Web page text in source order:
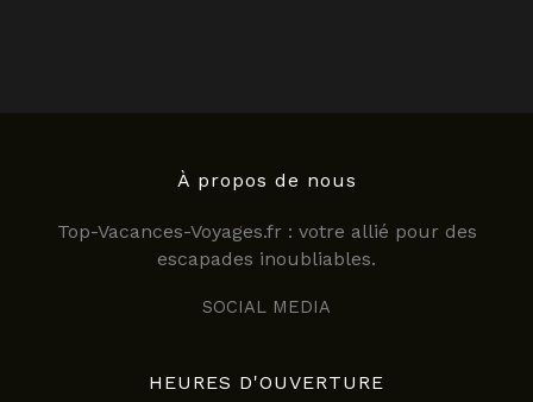
À propos de nous
Top-Vacances-Voyages.fr : votre allié pour des
escapades inoubliables.
SOCIAL MEDIA
HEURES D'OUVERTURE